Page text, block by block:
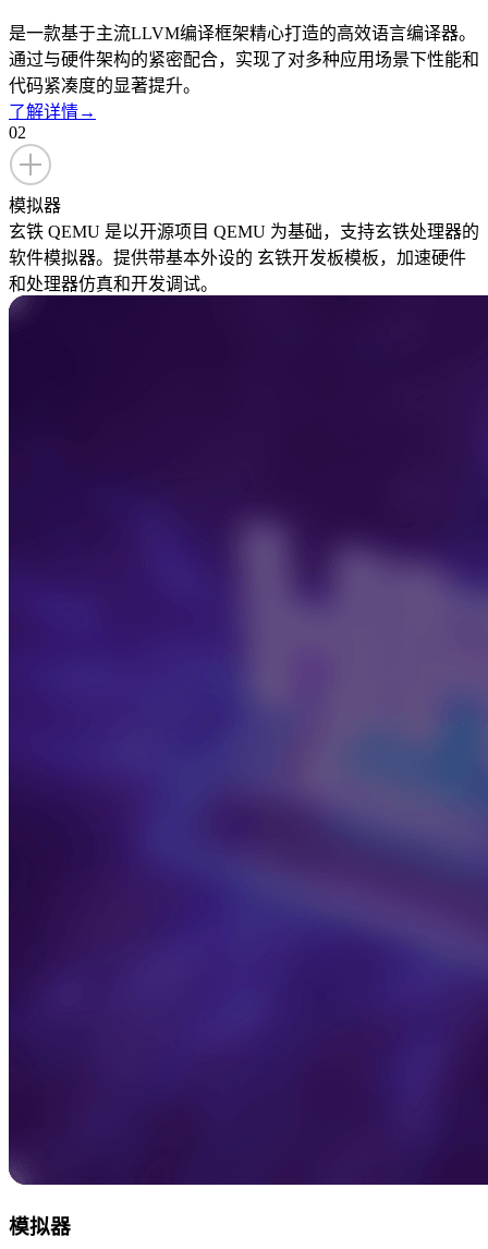
是一款基于主流LLVM编译框架精心打造的高效语言编译器。
通过与硬件架构的紧密配合，实现了对多种应用场景下性能和
代码紧凑度的显著提升。
了解详情→
02
模拟器
玄铁 QEMU 是以开源项目 QEMU 为基础，支持玄铁处理器的
软件模拟器。提供带基本外设的 玄铁开发板模板，加速硬件
和处理器仿真和开发调试。
模拟器